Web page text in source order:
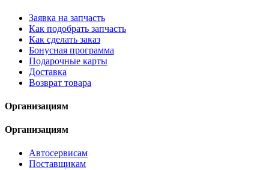
Заявка на запчасть
Как подобрать запчасть
Как сделать заказ
Бонусная программа
Подарочные карты
Доставка
Возврат товара
Организациям
Организациям
Автосервисам
Поставщикам